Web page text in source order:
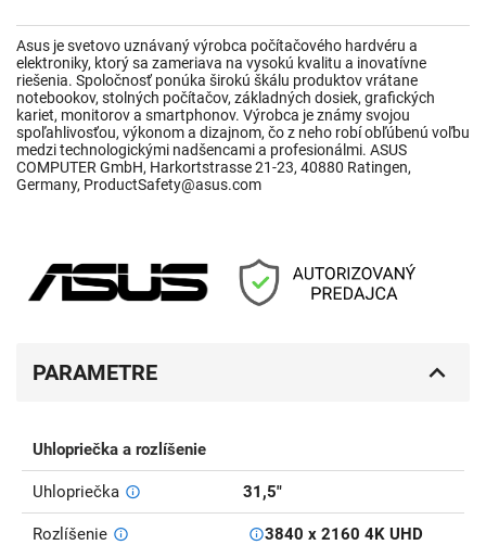
Asus je svetovo uznávaný výrobca počítačového hardvéru a
elektroniky, ktorý sa zameriava na vysokú kvalitu a inovatívne
riešenia. Spoločnosť ponúka širokú škálu produktov vrátane
notebookov, stolných počítačov, základných dosiek, grafických
kariet, monitorov a smartphonov. Výrobca je známy svojou
spoľahlivosťou, výkonom a dizajnom, čo z neho robí obľúbenú voľbu
medzi technologickými nadšencami a profesionálmi. ASUS
COMPUTER GmbH, Harkortstrasse 21-23, 40880 Ratingen,
Germany, ProductSafety@asus.com
PARAMETRE
Uhlopriečka a rozlíšenie
Uhlopriečka 31,5"
Rozlíšenie 3840 x 2160 4K UHD